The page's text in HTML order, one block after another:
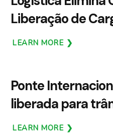
Liberação de
LEARN MORE
Ponte
liberada para
LEARN MORE